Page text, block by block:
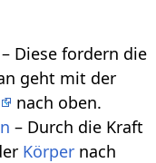
– Diese fordern die
geht mit der
nach oben.
– Durch die Kraft
Körper nach